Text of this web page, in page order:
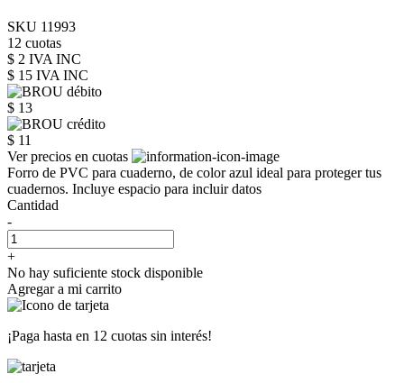
SKU 11993
12 cuotas
$ 2 IVA INC
$ 15 IVA INC
$ 13
$ 11
Ver precios en cuotas
Forro de PVC para cuaderno, de color azul ideal para proteger tus
cuadernos. Incluye espacio para incluir datos
Cantidad
-
+
No hay suficiente stock disponible
Agregar a mi carrito
¡Paga hasta en 12 cuotas sin interés!